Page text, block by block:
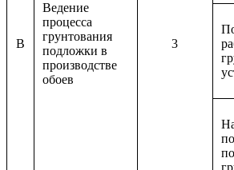
B
Ведение
процесса
грунтования
подложки в
производстве
обоев
3